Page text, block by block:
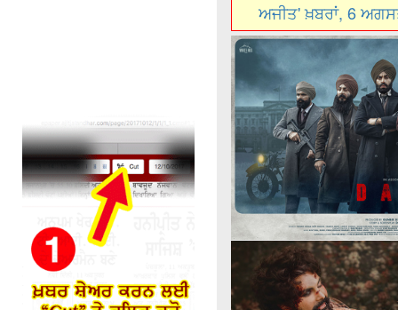
ਅਜੀਤ' ਖ਼ਬਰਾਂ, 6